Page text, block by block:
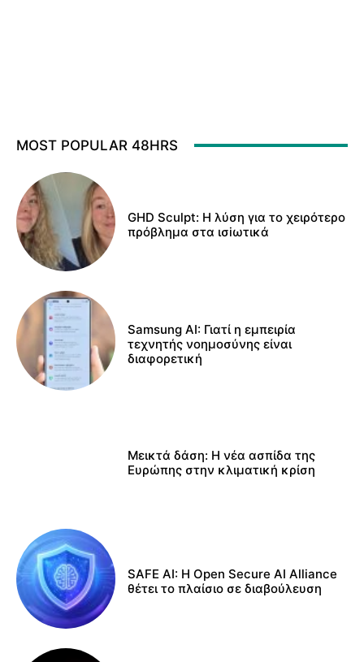
MOST POPULAR 48HRS
GHD Sculpt: Η λύση για το χειρότερο
πρόβλημα στα ισiωτικά
Samsung AI: Γιατί η εμπειρία
τεχνητής νοημοσύνης είναι
διαφορετική
Μεικτά δάση: Η νέα ασπίδα της
Ευρώπης στην κλιματική κρίση
SAFE AI: Η Open Secure AI Alliance
θέτει το πλαίσιο σε διαβούλευση